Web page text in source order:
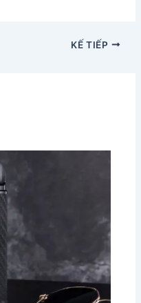
KẾ TIẾP